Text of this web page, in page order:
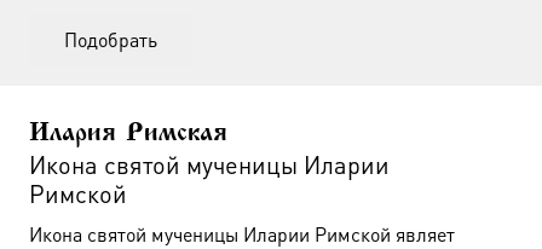
Подобрать
Илария Римская
Икона святой мученицы Иларии
Римской
Икона святой мученицы Иларии Римской являет